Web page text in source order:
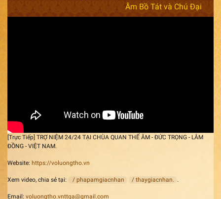
Âm Bồ Tát và Chú Đại
[Trực Tiếp] TRỢ NIỆM 24/24 TẠI CHÙA QUAN THẾ ÂM - ĐỨC TRỌNG - LÂM
ĐỒNG - VIỆT NAM.
Website: https://voluongtho.vn
Xem video, chia sẻ tại: / phapamgiacnhan / thaygiacnhan. .
Email: voluongtho.vnttqa@gmail.com